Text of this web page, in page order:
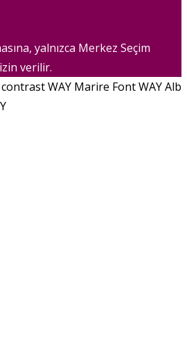
yalnızca Merkez Seçim
verilir.
contrast WAY Marire Font WAYAlb